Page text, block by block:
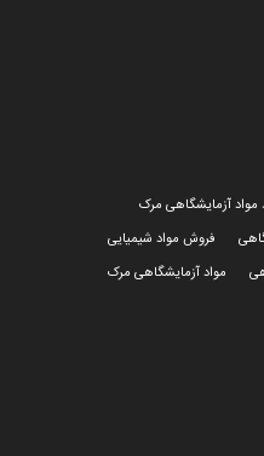
مواد آزمایشگاهی مرک
فروش مواد شیمیایی
مواد آزمایشگاهی مرک